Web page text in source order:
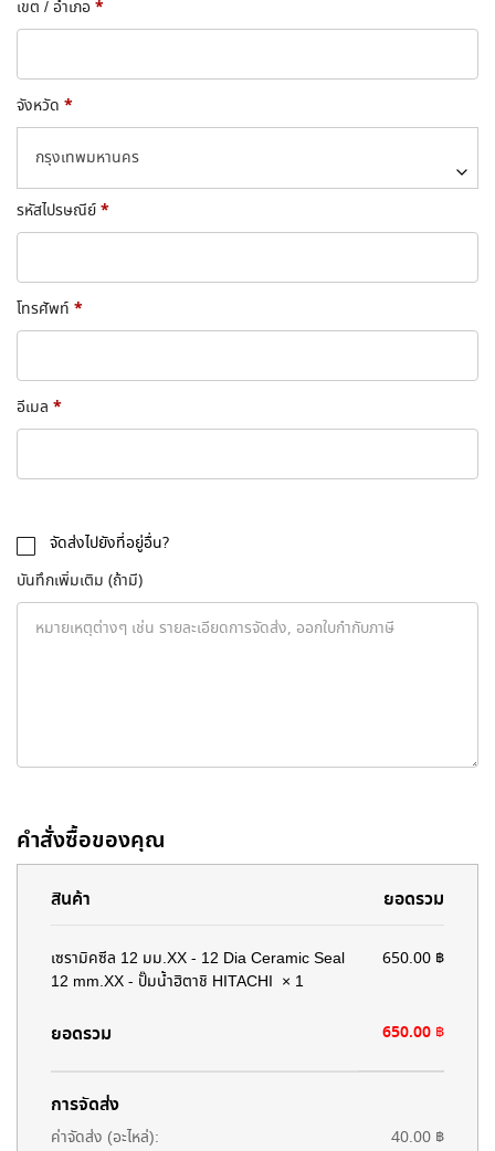
เขต / อำเภอ *
จังหวัด *
กรุงเทพมหานคร
รหัสไปรษณีย์ *
โทรศัพท์ *
อีเมล *
จัดส่งไปยังที่อยู่อื่น?
บันทึกเพิ่มเติม (ถ้ามี)
คำสั่งซื้อของคุณ
สินค้า ยอดรวม
เซรามิคซีล 12 มม.XX - 12 Dia Ceramic Seal
12 mm.XX - ปั๊มน้ำฮิตาชิ HITACHI × 1
650.00 ฿
ยอดรวม 650.00 ฿
การจัดส่ง
ค่าจัดส่ง (อะไหล่): 40.00 ฿